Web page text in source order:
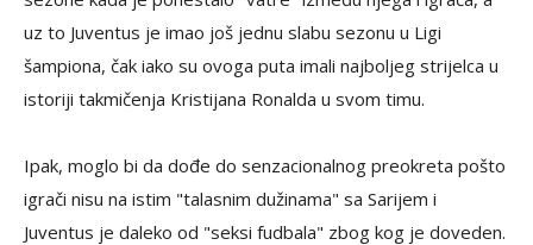
uz to Juventus je imao još jednu slabu sezonu u Ligi
šampiona, čak iako su ovoga puta imali najboljeg strijelca u
istoriji takmičenja Kristijana Ronalda u svom timu.
Ipak, moglo bi da dođe do senzacionalnog preokreta pošto
igrači nisu na istim "talasnim dužinama" sa Sarijem i
Juventus je daleko od "seksi fudbala" zbog kog je doveden.